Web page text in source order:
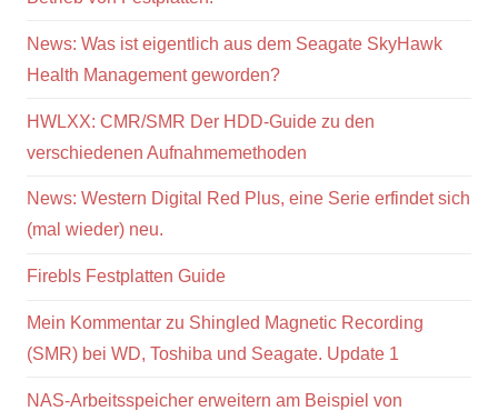
News: Was ist eigentlich aus dem Seagate SkyHawk
Health Management geworden?
HWLXX: CMR/SMR Der HDD-Guide zu den
verschiedenen Aufnahmemethoden
News: Western Digital Red Plus, eine Serie erfindet sich
(mal wieder) neu.
Firebls Festplatten Guide
Mein Kommentar zu Shingled Magnetic Recording
(SMR) bei WD, Toshiba und Seagate. Update 1
NAS-Arbeitsspeicher erweitern am Beispiel von